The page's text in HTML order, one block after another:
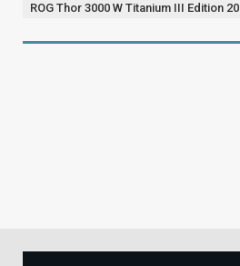
ROG Thor 3000 W Titanium III Edition 20